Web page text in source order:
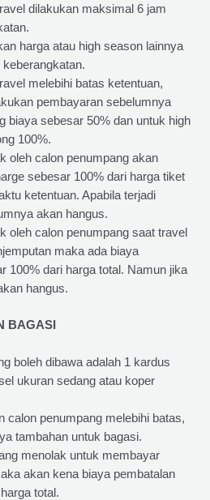
dilakukan maksimal 6 jam
harga atau high season lainnya
melebihi batas ketentuan,
pembayaran sebelumnya
biaya sebesar 50% dan untuk high
100%.
oleh calon penumpang akan
sebesar 100% dari harga tiket
ketentuan. Apabila terjadi
akan hangus.
oleh calon penumpang saat travel
maka ada biaya
100% dari harga total. Namun jika
hangus.
BAGASI
boleh dibawa adalah 1 kardus
ukuran sedang atau koper
calon penumpang melebihi batas,
tambahan untuk bagasi.
menolak untuk membayar
akan kena biaya pembatalan
total.